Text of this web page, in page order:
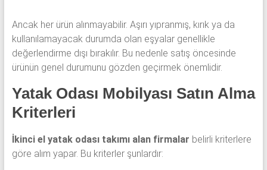
Ancak her ürün alınmayabilir. Aşırı yıpranmış, kırık ya da
kullanılamayacak durumda olan eşyalar genellikle
değerlendirme dışı bırakılır. Bu nedenle satış öncesinde
ürünün genel durumunu gözden geçirmek önemlidir.
Yatak Odası Mobilyası Satın Alma
Kriterleri
İkinci el yatak odası takımı alan firmalar belirli kriterlere
göre alım yapar. Bu kriterler şunlardır: